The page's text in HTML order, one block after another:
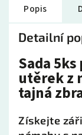
Popis
Detailní
Sada
utěrek z
tajná
Získejte